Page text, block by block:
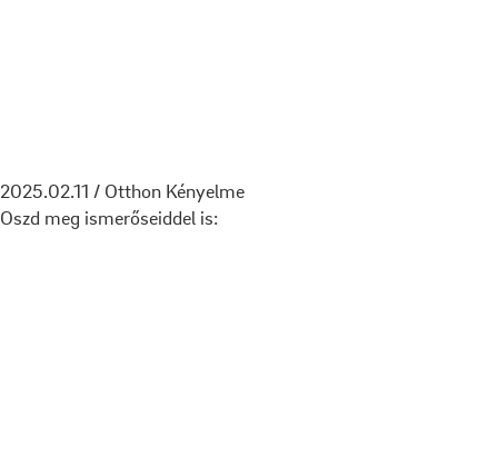
2025.02.11 / Otthon Kényelme
Oszd meg ismerőseiddel is: